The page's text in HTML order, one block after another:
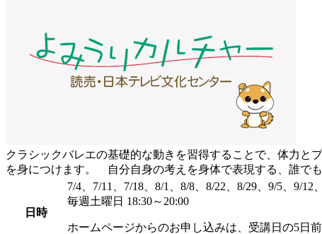
クラシックバレエの基礎的な動きを習得することで、体力と
を身につけます。 自分自身の考えを身体で表現する、誰でも
日時
7/4、7/11、7/18、8/1、8/8、8/22、8/29、9/5、9/12
毎週土曜日 18:30～20:00
ホームページからのお申し込みは、受講日の5日前